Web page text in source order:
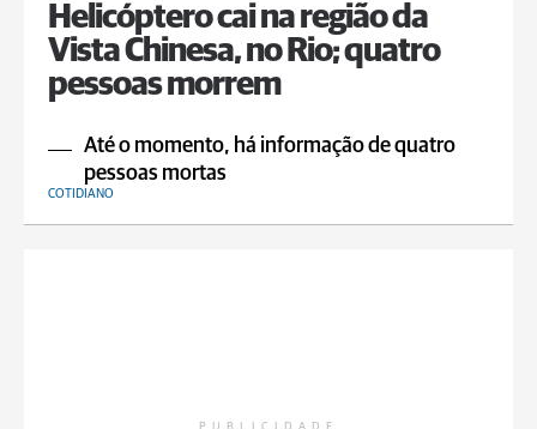
Helicóptero cai na região da
Vista Chinesa, no Rio; quatro
pessoas morrem
Até o momento, há informação de quatro
pessoas mortas
COTIDIANO